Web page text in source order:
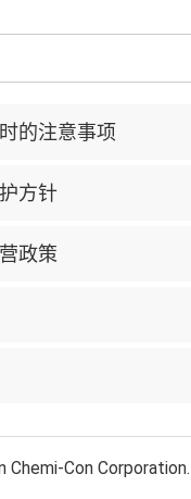
的注意事项
方针
政策
Chemi-Con